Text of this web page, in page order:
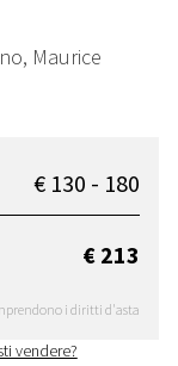
Maurice
€ 130 - 180
€ 213
i diritti d'asta
vendere?